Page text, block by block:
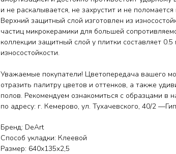
и не раскалывается, не захрустит и не
Верхний защитный слой изготовлен из
частиц микрокерамики для большей
коллекции защитный слой у плитки составляет 0.5
износостойкости.
Уважаемые покупатели! Цветопередача вашего
отразить палитру цветов и оттенков, а также
полов. Рекомендуем ознакомиться с образцами в
по адресу: г. Кемерово, ул. Тухачевского, 40/2
Бренд: DeArt
Способ укладки: Клеевой
Размер: 640x135x2,5